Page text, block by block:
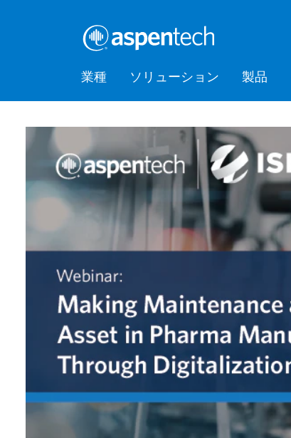
業種
ダウンストリーム
EPC（設計・調達・建設）
食品・飲料
金属・鉱業
ソリューション 製品
Artificial Intelligence of Things
アセットパフォーマンス管理
Digital Grid Management
製造・サプライチェーン
パフォーマンスエンジニアリ
ング
Subsurface Science &
Support
Training